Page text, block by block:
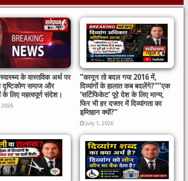
के वास्तविक अर्थ पर
दृष्टिकोण समाज और
के लिए महत्वपूर्ण संदेश।
2026
​”कानून तो बदल गया 2016 में,
दिव्यांगों के हालात कब बदलेंगे?”​”एक
‘सर्टिफिकेट’ पूरे देश के लिए मान्य,
फिर भी हर दफ्तर में दिव्यांगता का
इम्तिहान क्यों?”
July 1, 2026